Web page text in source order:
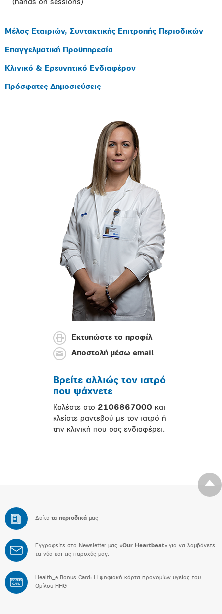
(hands on sessions)
Μέλος Εταιριών, Συντακτικής Επιτροπής Περιοδικών
Επαγγελματική Προϋπηρεσία
Κλινικό & Ερευνητικό Ενδιαφέρον
Πρόσφατες Δημοσιεύσεις
Εκτυπώστε το προφίλ
Αποστολή μέσω email
Βρείτε αλλιώς τον ιατρό
που ψάχνετε
Καλέστε στο 2106867000 και
κλείστε ραντεβού με τον ιατρό ή
την κλινική που σας ενδιαφέρει.
Δείτε τα περιοδικά μας
Εγγραφείτε στο Newsletter μας «Our Heartbeat» για να λαμβάνετε
τα νέα και τις παροχές μας.
BONUS
CARD
Health_e Bonus Card: H ψηφιακή κάρτα προνομίων υγείας του
Ομίλου HHG